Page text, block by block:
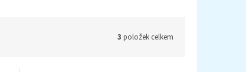
3 položek celkem